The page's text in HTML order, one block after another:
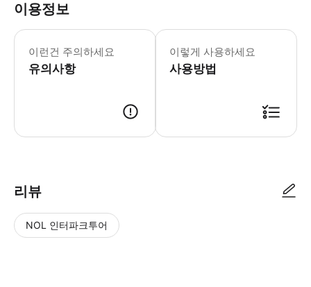
이용정보
이런건 주의하세요
유의사항
클래스는 3시간 동안 진행됩니다. *
이렇게 사용하세요
사용방법
리뷰
NOL 인터파크투어